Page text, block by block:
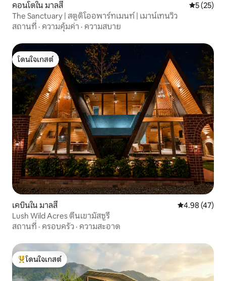
คอนโดใน มาลสี คะแนนเฉลี่
5 (25)
The Sanctuary | สตูดิโออพาร์ทเมนท์ | เมาน์เทนวิว
สถานที่ · ความคุ้มค่า · ความสบาย
โดนใจเกสต์
โดนใจเกสต์
เคบินใน มาลสี คะแนนเฉลี่ย
4.98 (47)
Lush Wild Acres ตีนเขามัสซูรี
สถานที่ · ครอบครัว · ความสะอาด
โดนใจเกสต์ที่สุด
โดนใจเกสต์